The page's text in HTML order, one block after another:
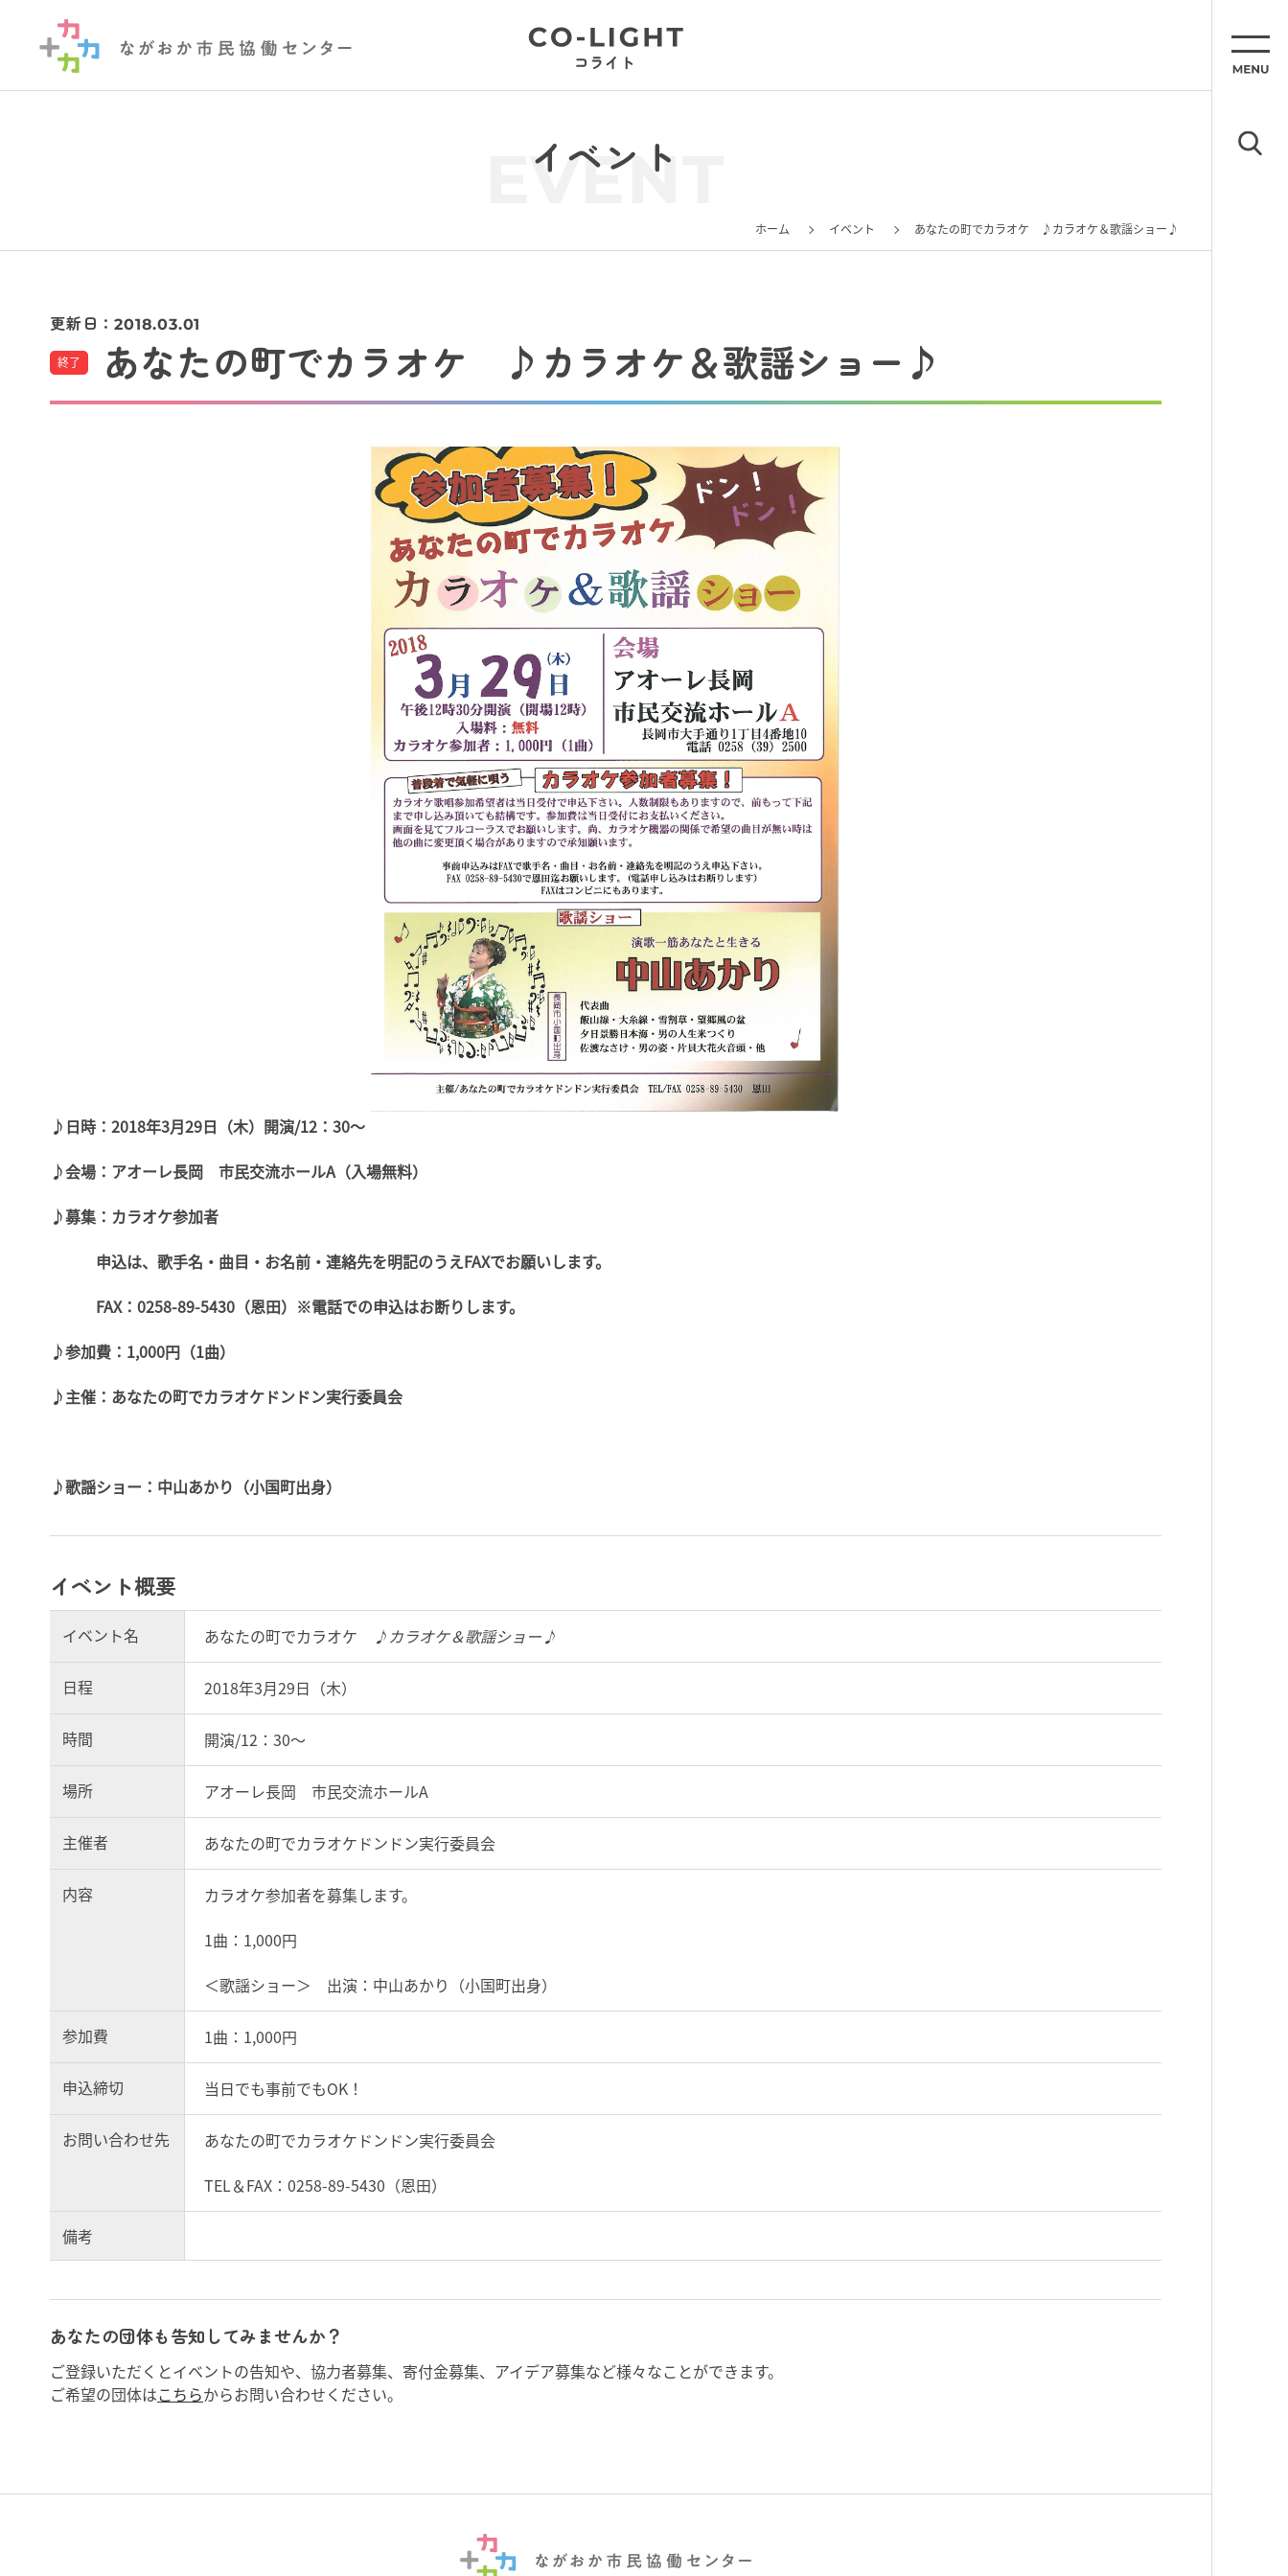
イベント
EVENT
ホーム イベント あなたの町でカラオケ ♪カラオケ＆歌謡ショー♪
更新日：2018.03.01
終了 あなたの町でカラオケ ♪カラオケ＆歌謡ショー♪
♪日時：2018年3月29日（木）開演/12：30～
♪会場：アオーレ長岡 市民交流ホールA（入場無料）
♪募集：カラオケ参加者
申込は、歌手名・曲目・お名前・連絡先を明記のうえFAXでお願いします。
FAX：0258-89-5430（恩田）※電話での申込はお断りします。
♪参加費：1,000円（1曲）
♪主催：あなたの町でカラオケドンドン実行委員会
♪歌謡ショー：中山あかり（小国町出身）
イベント概要
イベント名 あなたの町でカラオケ ♪カラオケ＆歌謡ショー♪
日程 2018年3月29日（木）
時間 開演/12：30～
場所 アオーレ長岡 市民交流ホールA
主催者 あなたの町でカラオケドンドン実行委員会
内容
カラオケ参加者を募集します。
1曲：1,000円
＜歌謡ショー＞ 出演：中山あかり（小国町出身）
参加費 1曲：1,000円
申込締切 当日でも事前でもOK！
お問い合わせ先
あなたの町でカラオケドンドン実行委員会
TEL＆FAX：0258-89-5430（恩田）
備考
あなたの団体も告知してみませんか？
ご登録いただくとイベントの告知や、協力者募集、寄付金募集、アイデア募集など様々なことができます。
ご希望の団体はこちらからお問い合わせください。